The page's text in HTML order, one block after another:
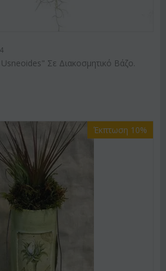
Σε Διακοσμητικό Βάζο.
Έκπτωση 10%